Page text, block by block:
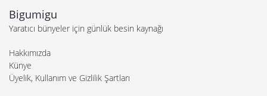
Bigumigu
Yaratıcı bünyeler için günlük besin kaynağı
Hakkımızda
Künye
Üyelik, Kullanım ve Gizlilik Şartları